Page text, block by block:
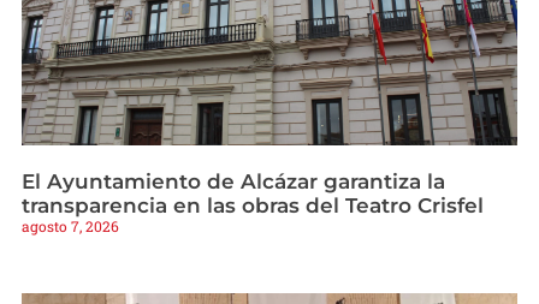
El Ayuntamiento de Alcázar garantiza la
transparencia en las obras del Teatro Crisfel
agosto 7, 2026